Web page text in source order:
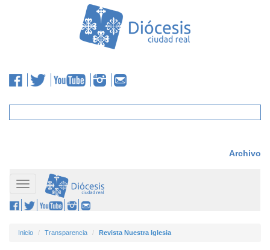
Archivo
Toggle
navigation
Inicio Transparencia Revista Nuestra Iglesia